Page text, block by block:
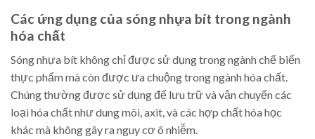
Các ứng dụng của sóng nhựa bít trong ngành
hóa chất
Sóng nhựa bít không chỉ được sử dụng trong ngành chế biến
thực phẩm mà còn được ưa chuộng trong ngành hóa chất.
Chúng thường được sử dụng để lưu trữ và vận chuyển các
loại hóa chất như dung môi, axit, và các hợp chất hóa học
khác mà không gây ra nguy cơ ô nhiễm.